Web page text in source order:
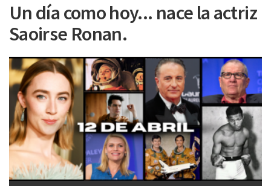
Un día como hoy... nace la actriz
Saoirse Ronan.